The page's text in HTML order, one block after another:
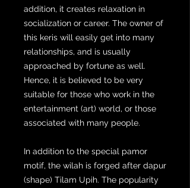
addition, it creates relaxation in
socialization or career. The owner of
this keris will easily get into many
relationships, and is usually
approached by fortune as well.
Hence, it is believed to be very
suitable for those who work in the
entertainment (art) world, or those
associated with many people.
In addition to the special pamor
motif, the wilah is forged after dapur
(shape) Tilam Upih. The popularity